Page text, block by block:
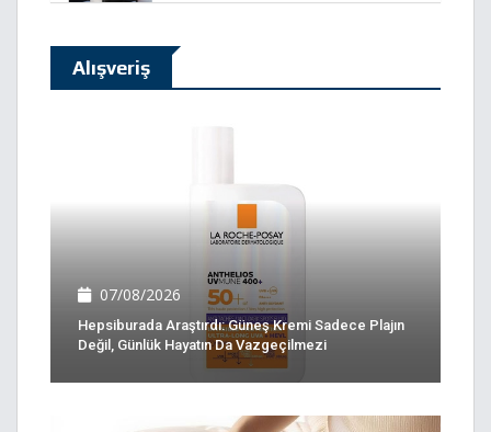
Alışveriş
07/08/2026
Hepsiburada Araştırdı: Güneş Kremi Sadece Plajın
Değil, Günlük Hayatın Da Vazgeçilmezi